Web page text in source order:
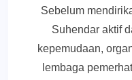
Sebelum
Suhendar aktif
kepemudaan,
lembaga